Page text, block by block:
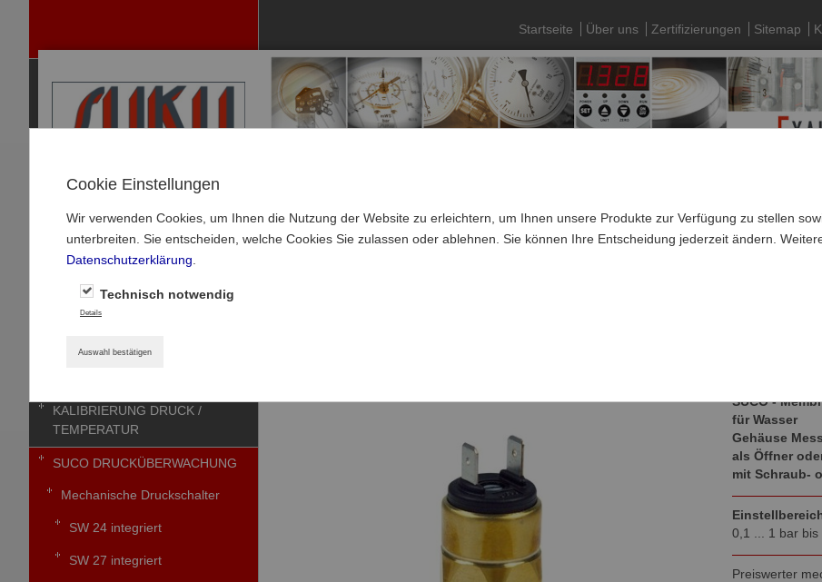
Startseite Über uns Zertifizierungen Sitemap
RODUKTE
MANOMETER-ZUBEHÖR
KALIBRIERUNG DRUCK /
TEMPERATUR
SUCO DRUCKÜBERWACHUNG
Mechanische Druckschalter
SW 24 integriert
SW 27 integriert
SUCO -
für Wasser
Gehäuse
als Öffner
mit Schraub-
0,1 ... 1 bar
Preiswerter
Cookie Einstellungen
Wir verwenden Cookies, um Ihnen die Nutzung der Website zu erleichtern, um Ihnen unsere Produkte zur Verfügung zu stellen
unterbreiten. Sie entscheiden, welche Cookies Sie zulassen oder ablehnen. Sie können Ihre Entscheidung jederzeit ändern.
Datenschutzerklärung
Technisch notwendig
Details
Auswahl bestätigen